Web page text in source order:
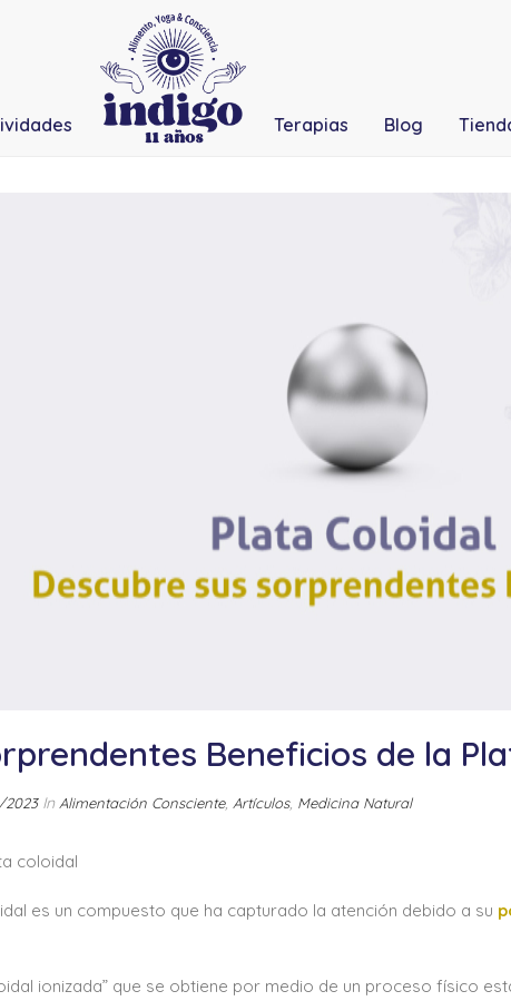
Terapias Blog
Beneficios de la
InAlimentación Consciente,Artículos, Medicina Natural
coloidal
es un compuesto que ha capturado la atención debido a su
ionizada” que se obtiene por medio de un proceso físico